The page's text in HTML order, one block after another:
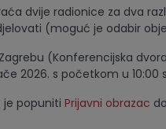
dvije radionice za dva
(moguć je odabir
(Konferencijska
2026. s početkom u 10:00
je popuniti Prijavni obrazac